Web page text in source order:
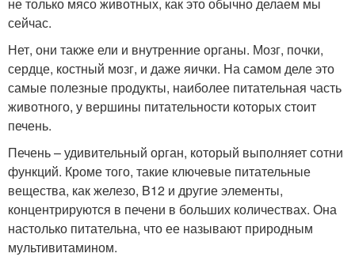
сейчас.
Нет, они также ели и внутренние органы. Мозг, почки,
сердце, костный мозг, и даже яички. На самом деле это
самые полезные продукты, наиболее питательная часть
животного, у вершины питательности которых стоит
печень.
Печень – удивительный орган, который выполняет сотни
функций. Кроме того, такие ключевые питательные
вещества, как железо, B12 и другие элементы,
концентрируются в печени в больших количествах. Она
настолько питательна, что ее называют природным
мультивитамином.